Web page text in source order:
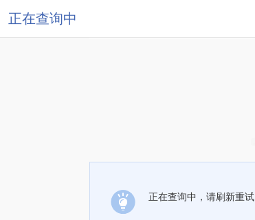
正在查询中
正在查询中，请刷新重试